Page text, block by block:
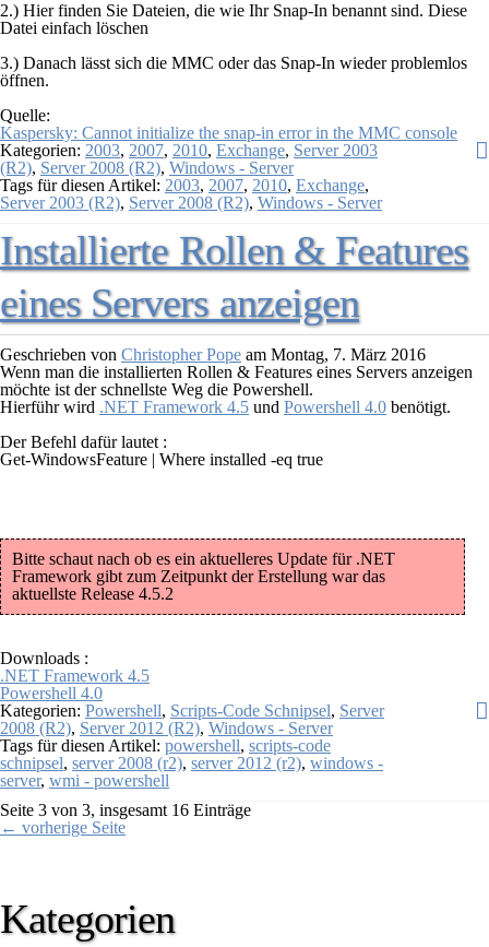
2.) Hier finden Sie Dateien, die wie Ihr Snap-In benannt sind. Diese
Datei einfach löschen
3.) Danach lässt sich die MMC oder das Snap-In wieder problemlos
öffnen.
Quelle:
Kaspersky: Cannot initialize the snap-in error in the MMC console
Kategorien: 2003, 2007, 2010, Exchange, Server 2003
(R2), Server 2008 (R2), Windows - Server
Tags für diesen Artikel: 2003, 2007, 2010, Exchange,
Server 2003 (R2), Server 2008 (R2), Windows - Server
Installierte Rollen & Features
eines Servers anzeigen
Geschrieben von Christopher Pope am Montag, 7. März 2016
Wenn man die installierten Rollen & Features eines Servers anzeigen
möchte ist der schnellste Weg die Powershell.
Hierführ wird .NET Framework 4.5 und Powershell 4.0 benötigt.
Der Befehl dafür lautet :
Get-WindowsFeature | Where installed -eq true
Bitte schaut nach ob es ein aktuelleres Update für .NET
Framework gibt zum Zeitpunkt der Erstellung war das
aktuellste Release 4.5.2
Downloads :
.NET Framework 4.5
Powershell 4.0
Kategorien: Powershell, Scripts-Code Schnipsel, Server
2008 (R2), Server 2012 (R2), Windows - Server
Tags für diesen Artikel: powershell, scripts-code
schnipsel, server 2008 (r2), server 2012 (r2), windows -
server, wmi - powershell
Seite 3 von 3, insgesamt 16 Einträge
← vorherige Seite
Kategorien